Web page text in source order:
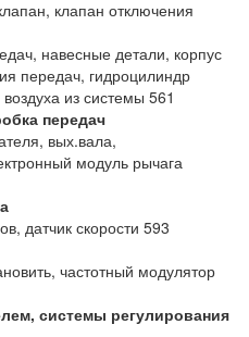
клапан отключения
навесные детали, корпус
передач, гидроцилиндр
из системы 561
передач
вых.вала,
модуль рычага
датчик скорости 593
частотный модулятор
системы регулирования